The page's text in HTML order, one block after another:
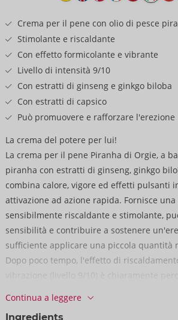
prodotto
Crema per il pene con olio di pesce
Stimolante e riscaldante
Con effetto formicolante e vibrante
Livello di intensità 9/10
Con estratti di ginseng e ginkgo biloba
Con estratti di capsico
Può promuovere e rafforzare l'erezione
La crema del potere per lui!
La crema per il pene Piranha di Orgie, a
piranha con estratti di ginseng, ginkgo
combina calore, vigore ed effetti pulsanti
attivazione ad azione rapida. Fornisce una
sensibilmente riscaldante e stimolante,
sensibilità e contribuire a sostenere
sufficiente applicare una piccola quantità
Dopo poco tempo, l'effetto di
vibrazione (livello 9/10) è chiaramente
Continua a leggere
Ingredients